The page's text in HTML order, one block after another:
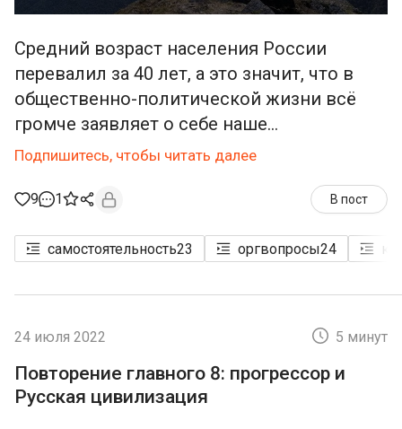
Средний возраст населения России
перевалил за 40 лет, а это значит, что в
общественно-политической жизни всё
громче заявляет о себе наше...
Подпишитесь, чтобы читать далее
9 1 В пост
самостоятельность23 оргвопросы24
24 июля 2022 5 минут
Повторение главного 8: прогрессор и
Русская цивилизация